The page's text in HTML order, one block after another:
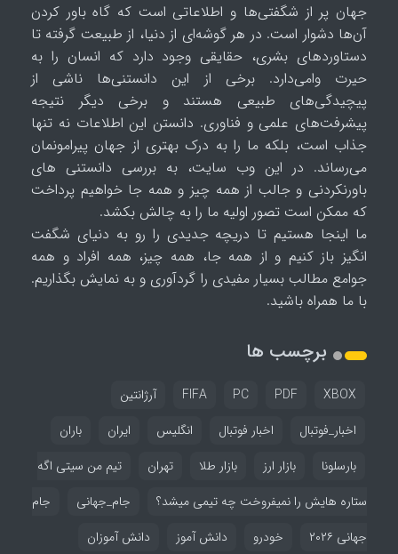
جهان پر از شگفتی‌ها و اطلاعاتی است که گاه باور کردن
آن‌ها دشوار است. در هر گوشه‌ای از دنیا، از طبیعت گرفته تا
دستاوردهای بشری، حقایقی وجود دارد که انسان را به
حیرت وامی‌دارد. برخی از این دانستنی‌ها ناشی از
پیچیدگی‌های طبیعی هستند و برخی دیگر نتیجه
پیشرفت‌های علمی و فناوری. دانستن این اطلاعات نه تنها
جذاب است، بلکه ما را به درک بهتری از جهان پیرامونمان
می‌رساند. در این وب سایت، به بررسی دانستنی های
باورنکردنی و جالب از همه چیز و همه جا خواهیم پرداخت
که ممکن است تصور اولیه ما را به چالش بکشد.
ما اینجا هستیم تا دریچه جدیدی را رو به دنیای شگفت
انگیز باز کنیم و از همه جا، همه چیز، همه افراد و همه
جوامع مطالب بسیار مفیدی را گردآوری و به نمایش بگذاریم.
با ما همراه باشید.
برچسب ها
FIFA PC PDF XBOX
آرژانتین
اخبار_فوتبال
اخبار فوتبال انگلیس ایران
باران
بارسلونا
بازار ارز بازار طلا تهران
تیم من سیتی اگه
ستاره هایش را نمیفروخت چه تیمی میشد؟
جام_جهانی
جام
جهانی ۲۰۲۶
خودرو دانش آموز دانش آموزان